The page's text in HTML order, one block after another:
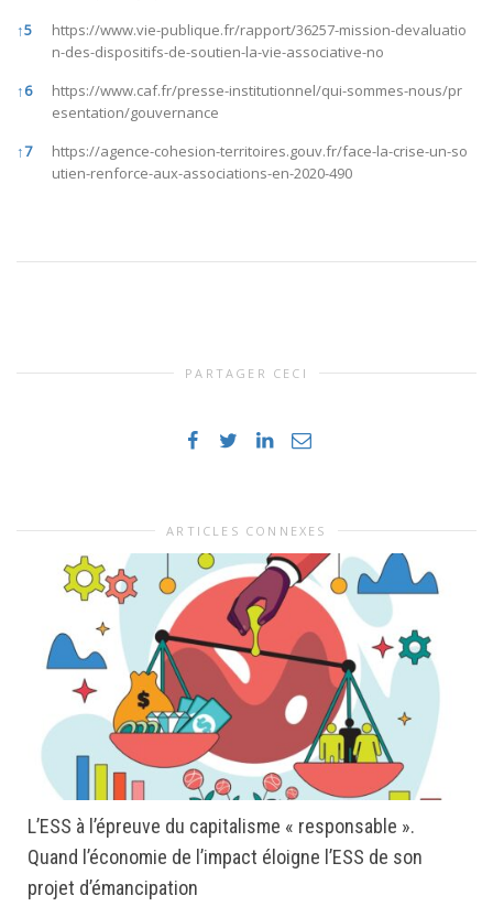
↑5
https://www.vie-publique.fr/rapport/36257-mission-devaluatio
n-des-dispositifs-de-soutien-la-vie-associative-no
↑6
https://www.caf.fr/presse-institutionnel/qui-sommes-nous/pr
esentation/gouvernance
↑7
https://agence-cohesion-territoires.gouv.fr/face-la-crise-un-so
utien-renforce-aux-associations-en-2020-490
PARTAGER CECI
ARTICLES CONNEXES
L’ESS à l’épreuve du capitalisme « responsable ».
Quand l’économie de l’impact éloigne l’ESS de son
projet d’émancipation